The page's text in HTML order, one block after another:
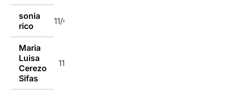
sonia
rico
11/01/2016
Maria
Luisa
Cerezo
Sifas
11/01/2016